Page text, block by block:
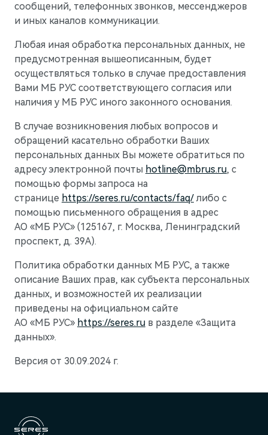
M7Представительский кроссовер
M9Флагманский интеллектуальный кроссовер
Скоро в продаже
сообщений, телефонных звонков, мессенджеров
и иных каналов коммуникации.
Любая иная обработка персональных данных, не
предусмотренная вышеописанным, будет
осуществляться только в случае предоставления
Вами МБ РУС соответствующего согласия или
наличия у МБ РУС иного законного основания.
В случае возникновения любых вопросов и
обращений касательно обработки Ваших
персональных данных Вы можете обратиться по
адресу электронной почты hotline@mbrus.ru, с
помощью формы запроса на
странице https://seres.ru/contacts/faq/ либо с
помощью письменного обращения в адрес
АО «МБ РУС» (125167, г. Москва, Ленинградский
проспект, д. 39А).
Политика обработки данных МБ РУС, а также
описание Ваших прав, как субъекта персональных
данных, и возможностей их реализации
приведены на официальном сайте
АО «МБ РУС» https://seres.ru в разделе «Защита
данных».
Версия от 30.09.2024 г.